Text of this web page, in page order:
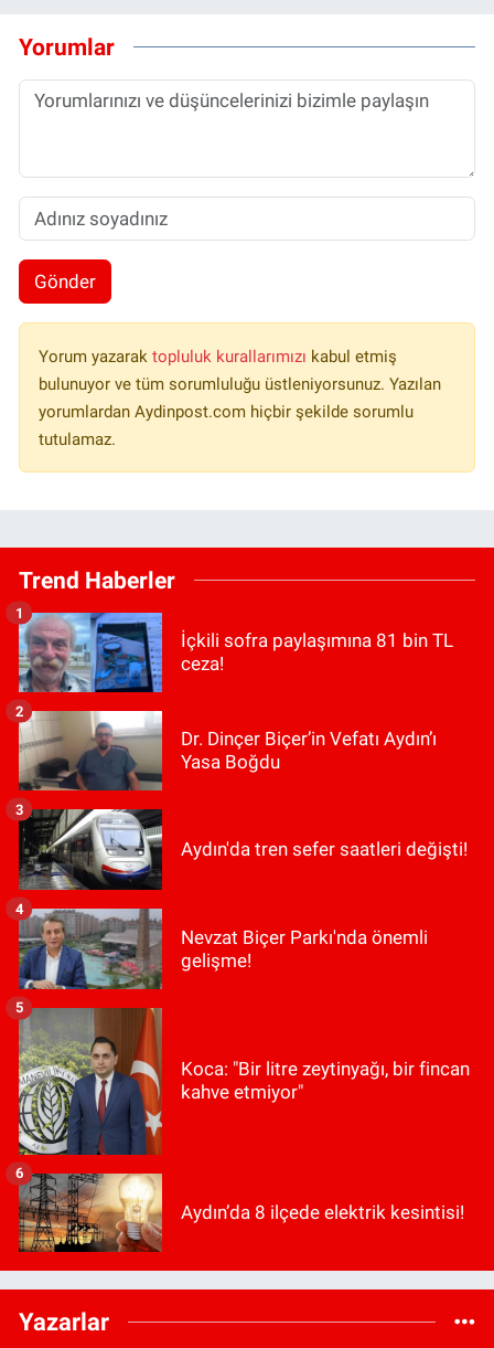
Yorumlar
Gönder
Yorum yazarak topluluk kurallarımızı kabul etmiş
bulunuyor ve tüm sorumluluğu üstleniyorsunuz. Yazılan
yorumlardan Aydinpost.com hiçbir şekilde sorumlu
tutulamaz.
Trend Haberler
İçkili sofra paylaşımına 81 bin TL
ceza!
1
Dr. Dinçer Biçer’in Vefatı Aydın’ı
Yasa Boğdu
2
Aydın'da tren sefer saatleri değişti!
3
Nevzat Biçer Parkı'nda önemli
gelişme!
4
Koca: "Bir litre zeytinyağı, bir fincan
kahve etmiyor"
5
Aydın’da 8 ilçede elektrik kesintisi!
6
Yazarlar